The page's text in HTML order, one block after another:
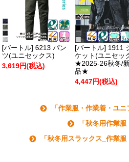
[バートル] 6213 パン
ツ(ユニセックス)
3,619円(税込)
[バートル] 1911
ケット(ユニセッ
★2025-26秋冬/
品★
4,447円(税込)
「作業服・作業着・ユ
「秋冬用作業
「秋冬用スラックス_作業